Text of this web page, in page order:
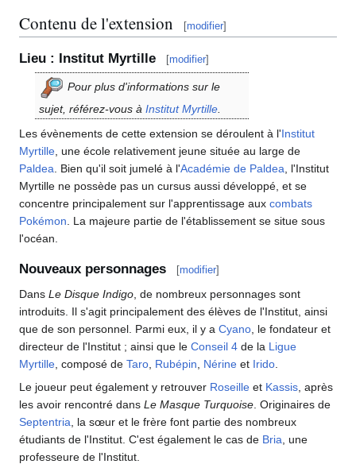
Contenu de l'extension [modifier]
Lieu : Institut Myrtille [modifier]
Pour plus d'informations sur le
sujet, référez-vous à Institut Myrtille
Les évènements de cette extension se déroulent à l'Institut
Myrtille , une école relativement jeune située au large de
Paldea . Bien qu'il soit jumelé à l'Académie de Paldea , l'Institut
Myrtille ne possède pas un cursus aussi développé, et se
concentre principalement sur l'apprentissage aux combats
Pokémon . La majeure partie de l'établissement se situe sous
l'océan.
Nouveaux personnages [modifier]
Dans Le Disque Indigo, de nombreux personnages sont
introduits. Il s'agit principalement des élèves de l'Institut, ainsi
que de son personnel. Parmi eux, il y a Cyano, le fondateur et
directeur de l'Institut ; ainsi que le Conseil 4 de la Ligue
Myrtille, composé de Taro, Rubépin, Nérine et Irido.
Le joueur peut également y retrouver Roseille et Kassis, après
les avoir rencontré dans Le Masque Turquoise. Originaires de
Septentria, la sœur et le frère font partie des nombreux
étudiants de l'Institut. C'est également le cas de Bria, une
professeure de l'Institut.